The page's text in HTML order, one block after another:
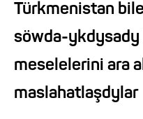
Türkmenistan
söwda-
meselelerini ara
maslahatlaşdylar